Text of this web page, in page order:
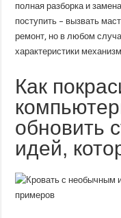
полная разборка и
поступить – вызвать
ремонт, но в любом
характеристики
Как
обновить
идей,